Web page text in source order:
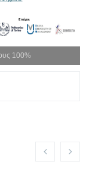
100%